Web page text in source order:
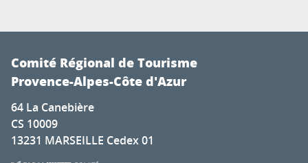
Comité Régional de Tourisme
Provence-Alpes-Côte d'Azur
64 La Canebière
CS 10009
13231 MARSEILLE Cedex 01